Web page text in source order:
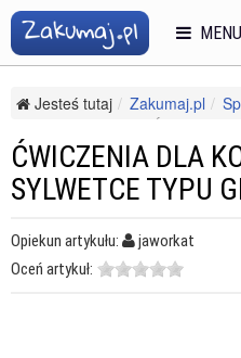
Jesteś tutaj Zakumaj.pl
Ćwiczenia
ĆWICZENIA DLA
SYLWETCE TYPU
Opiekun artykułu:
jaworkat
Oceń artykuł:
MENU